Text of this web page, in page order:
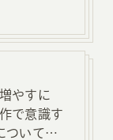
やすに
で意識す
ついて解